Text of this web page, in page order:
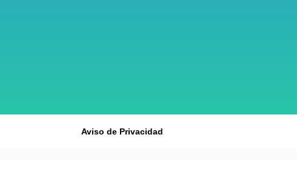
Aviso de Privacidad